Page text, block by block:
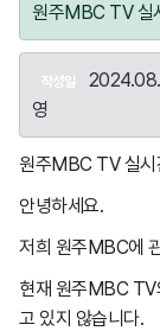
기타 시
3. 접수 방법
전화
~일, 공
4. 처리 절차
의견 등 불
담당 부서(
등 의견 처
원주MBC TV 실
작성일
영
원주MBC TV 실시
안녕하세요.
저희 원주MBC에
현재 원주MBC TV
고 있지 않습니다.